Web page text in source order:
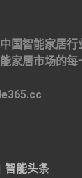
国智能家居
家居市场的每
智能头条